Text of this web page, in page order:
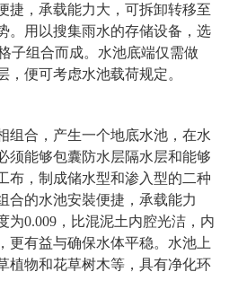
捷，承载能力大，可拆卸转移至
。用以搜集雨水的存储设备，选
子组合而成。水池底端仅需做
，便可考虑水池载荷规定。
合，产生一个地底水池，在水
须能够包囊防水层隔水层和能够
布，制成储水型和渗入型的二种
合的水池安裝便捷，承载能力
为0.009，比混泥土内腔光洁，内
更有益与确保水体平稳。水池上
植物和花草树木等，具有净化环